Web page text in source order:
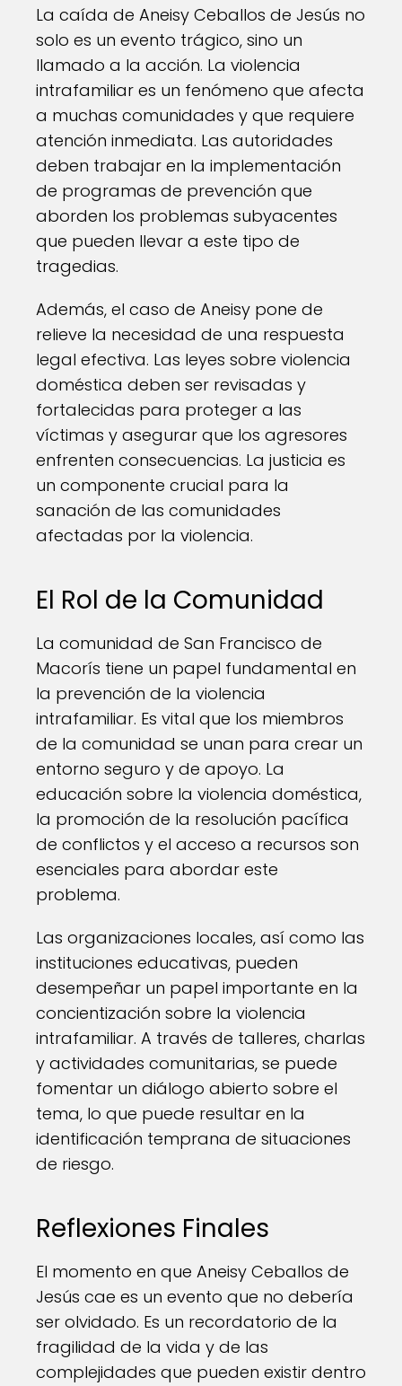
La caída de Aneisy Ceballos de Jesús no
solo es un evento trágico, sino un
llamado a la acción. La violencia
intrafamiliar es un fenómeno que afecta
a muchas comunidades y que requiere
atención inmediata. Las autoridades
deben trabajar en la implementación
de programas de prevención que
aborden los problemas subyacentes
que pueden llevar a este tipo de
tragedias.
Además, el caso de Aneisy pone de
relieve la necesidad de una respuesta
legal efectiva. Las leyes sobre violencia
doméstica deben ser revisadas y
fortalecidas para proteger a las
víctimas y asegurar que los agresores
enfrenten consecuencias. La justicia es
un componente crucial para la
sanación de las comunidades
afectadas por la violencia.
El Rol de la Comunidad
La comunidad de San Francisco de
Macorís tiene un papel fundamental en
la prevención de la violencia
intrafamiliar. Es vital que los miembros
de la comunidad se unan para crear un
entorno seguro y de apoyo. La
educación sobre la violencia doméstica,
la promoción de la resolución pacífica
de conflictos y el acceso a recursos son
esenciales para abordar este
problema.
Las organizaciones locales, así como las
instituciones educativas, pueden
desempeñar un papel importante en la
concientización sobre la violencia
intrafamiliar. A través de talleres, charlas
y actividades comunitarias, se puede
fomentar un diálogo abierto sobre el
tema, lo que puede resultar en la
identificación temprana de situaciones
de riesgo.
Reflexiones Finales
El momento en que Aneisy Ceballos de
Jesús cae es un evento que no debería
ser olvidado. Es un recordatorio de la
fragilidad de la vida y de las
complejidades que pueden existir dentro